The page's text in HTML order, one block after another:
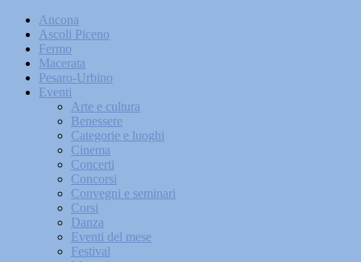
Ancona
Ascoli Piceno
Fermo
Macerata
Pesaro-Urbino
Eventi
Arte e cultura
Benessere
Categorie e luoghi
Cinema
Concerti
Concorsi
Convegni e seminari
Corsi
Danza
Eventi del mese
Festival